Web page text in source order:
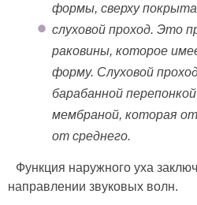
формы, сверху
слуховой проход. Это
раковины, которое
форму. Слуховой
барабанной
мембраной, которая
от среднего.
Функция наружного уха
направлении звуковых волн.